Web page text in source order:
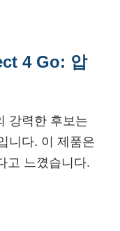
4 Go: 압
강력한 후보는
니다. 이 제품은
고 느꼈습니다.